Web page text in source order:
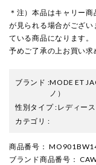
＊注）本品はキャリー
が見られる場合がござ
ている商品になります。
予めご了承の上お買い求
ブランド :MODE ET
ノ）
性別タイプ:レディース
カテゴリ :
商品番号 ：
ブランド商品番号 ：